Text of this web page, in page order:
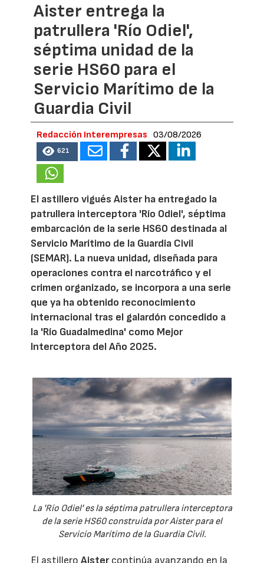
Aister entrega la
patrullera 'Río Odiel',
séptima unidad de la
serie HS60 para el
Servicio Marítimo de la
Guardia Civil
Redacción Interempresas 03/08/2026
621
El astillero vigués Aister ha entregado la
patrullera interceptora 'Río Odiel', séptima
embarcación de la serie HS60 destinada al
Servicio Marítimo de la Guardia Civil
(SEMAR). La nueva unidad, diseñada para
operaciones contra el narcotráfico y el
crimen organizado, se incorpora a una serie
que ya ha obtenido reconocimiento
internacional tras el galardón concedido a
la 'Río Guadalmedina' como Mejor
Interceptora del Año 2025.
La 'Río Odiel' es la séptima patrullera interceptora
de la serie HS60 construida por Aister para el
Servicio Marítimo de la Guardia Civil.
El astilleroAistercontinúa avanzando en la